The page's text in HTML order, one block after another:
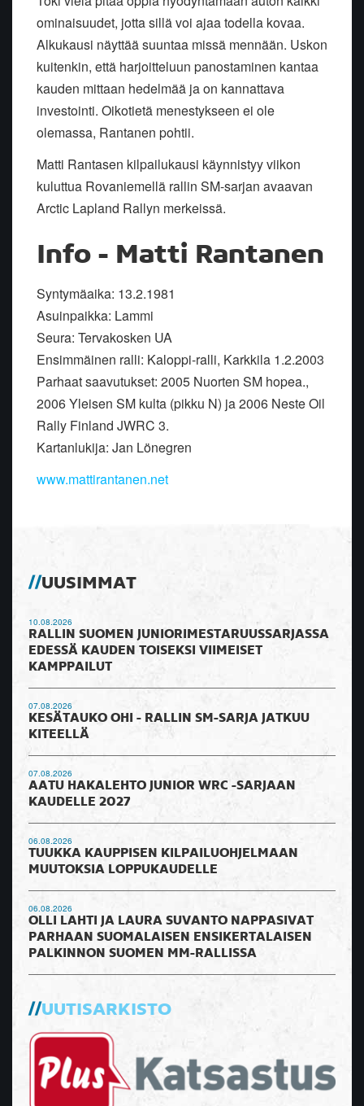
ominaisuudet, jotta sillä voi ajaa todella kovaa.
Alkukausi näyttää suuntaa missä mennään. Uskon
kuitenkin, että harjoitteluun panostaminen kantaa
kauden mittaan hedelmää ja on kannattava
investointi. Oikotietä menestykseen ei ole
olemassa, Rantanen pohtii.
Matti Rantasen kilpailukausi käynnistyy viikon
kuluttua Rovaniemellä rallin SM-sarjan avaavan
Arctic Lapland Rallyn merkeissä.
Info - Matti Rantanen
Syntymäaika: 13.2.1981
Asuinpaikka: Lammi
Seura: Tervakosken UA
Ensimmäinen ralli: Kaloppi-ralli, Karkkila 1.2.2003
Parhaat saavutukset: 2005 Nuorten SM hopea.,
2006 Yleisen SM kulta (pikku N) ja 2006 Neste Oil
Rally Finland JWRC 3.
Kartanlukija: Jan Lönegren
www.mattirantanen.net
UUSIMMAT
10.08.2026
RALLIN SUOMEN JUNIORIMESTARUUSSARJASSA
EDESSÄ KAUDEN TOISEKSI VIIMEISET
KAMPPAILUT
07.08.2026
KESÄTAUKO OHI - RALLIN SM-SARJA JATKUU
KITEELLÄ
07.08.2026
AATU HAKALEHTO JUNIOR WRC -SARJAAN
KAUDELLE 2027
06.08.2026
TUUKKA KAUPPISEN KILPAILUOHJELMAAN
MUUTOKSIA LOPPUKAUDELLE
06.08.2026
OLLI LAHTI JA LAURA SUVANTO NAPPASIVAT
PARHAAN SUOMALAISEN ENSIKERTALAISEN
PALKINNON SUOMEN MM-RALLISSA
UUTISARKISTO